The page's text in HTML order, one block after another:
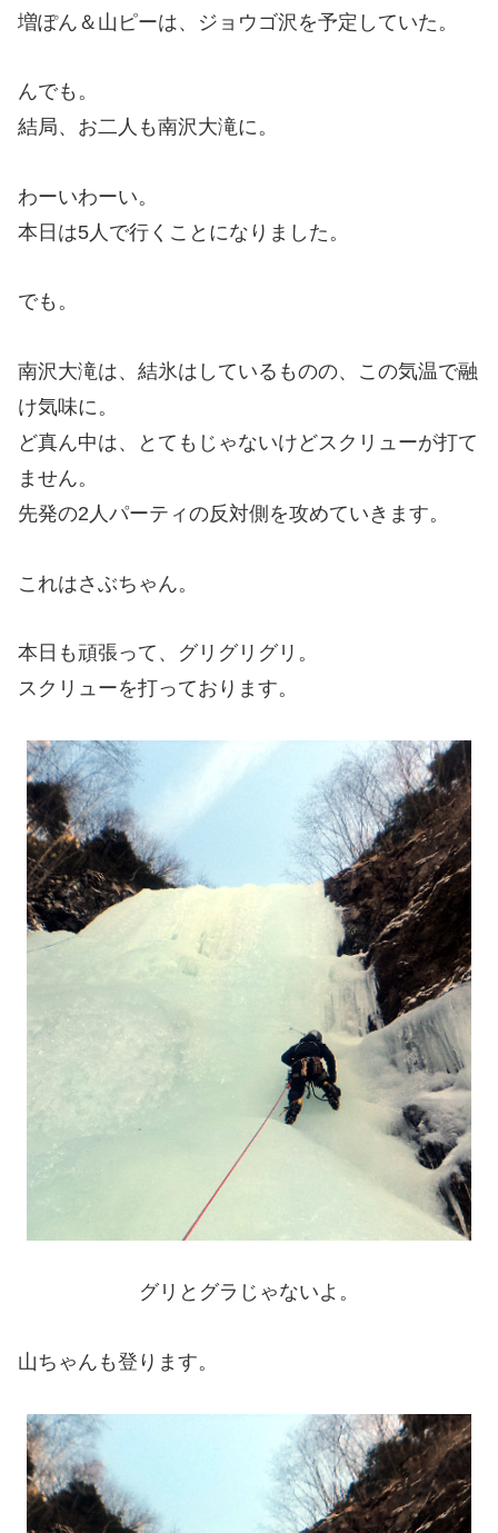
増ぽん＆山ピーは、ジョウゴ沢を予定していた。
んでも。
結局、お二人も南沢大滝に。
わーいわーい。
本日は5人で行くことになりました。
でも。
南沢大滝は、結氷はしているものの、この気温で融
け気味に。
ど真ん中は、とてもじゃないけどスクリューが打て
ません。
先発の2人パーティの反対側を攻めていきます。
これはさぶちゃん。
本日も頑張って、グリグリグリ。
スクリューを打っております。
グリとグラじゃないよ。
山ちゃんも登ります。